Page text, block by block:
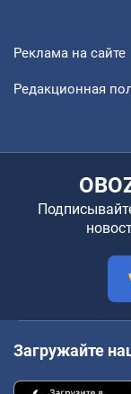
Реклама на сайте
Редакционная
Загружайте